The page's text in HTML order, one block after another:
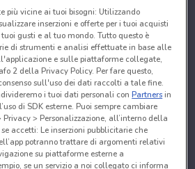
più vicine ai tuoi bisogni: Utilizzando
inserzioni e offerte per i tuoi acquisti
gusti e al tuo mondo. Tutto questo è
di strumenti e analisi effettuate in base alle
e sulle piattaforme collegate,
2 della Privacy Policy. Per fare questo,
sull'uso dei dati raccolti a tale fine.
i tuoi dati personali conPartnersin
di SDK esterne. Puoi sempre cambiare
> Personalizzazione, all’interno della
accetti: Le inserzioni pubblicitarie che
potranno trattare di argomenti relativi
su piattaforme esterne a
se un servizio a noi collegato ci informa